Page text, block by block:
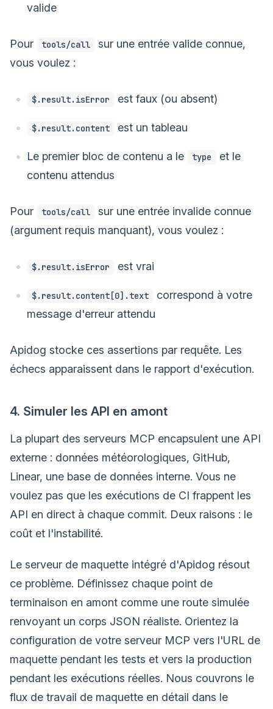
valide
Pour tools/call
sur une entrée valide connue,
vous voulez :
$.result.isError est faux (ou absent)
$.result.content est un tableau
Le premier bloc de contenu a le type
et le
contenu attendus
Pour tools/call
sur une entrée invalide connue
(argument requis manquant), vous voulez :
$.result.isError est vrai
$.result.content[0].text
correspond à votre
message d'erreur attendu
Apidog stocke ces assertions par requête. Les
échecs apparaissent dans le rapport d'exécution.
4. Simuler les API en amont
La plupart des serveurs MCP encapsulent une API
externe : données météorologiques, GitHub,
Linear, une base de données interne. Vous ne
voulez pas que les exécutions de CI frappent les
API en direct à chaque commit. Deux raisons : le
coût et l'instabilité.
Le serveur de maquette intégré d'Apidog résout
ce problème. Définissez chaque point de
terminaison en amont comme une route simulée
renvoyant un corps JSON réaliste. Orientez la
configuration de votre serveur MCP vers l'URL de
maquette pendant les tests et vers la production
pendant les exécutions réelles. Nous couvrons le
flux de travail de maquette en détail dans le